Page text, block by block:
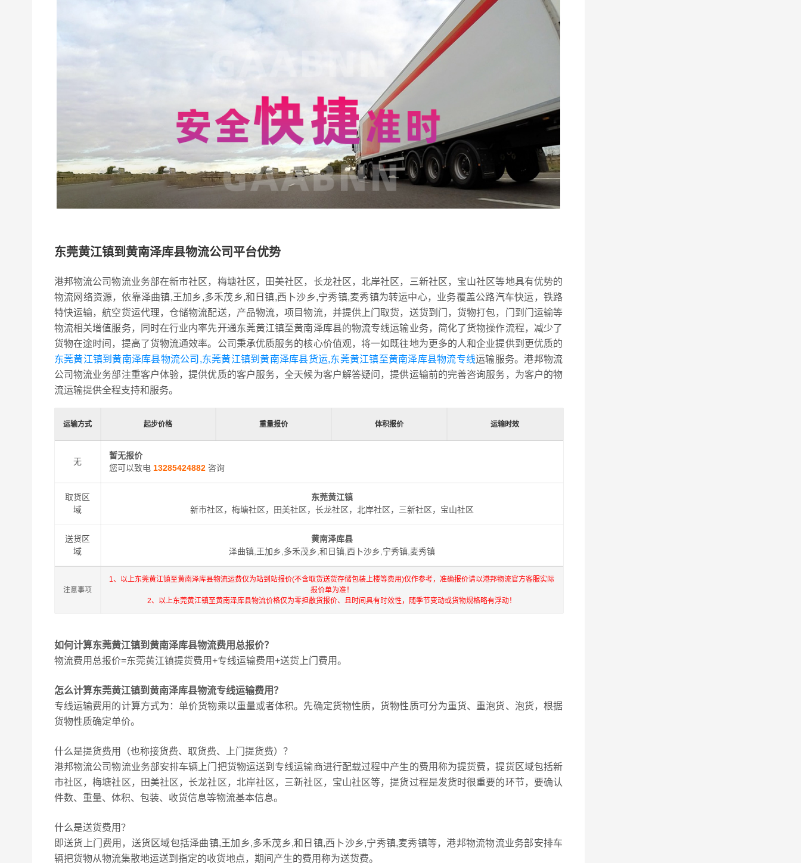
东莞黄江镇到黄南泽库县物流公司平台优势
港邦物流公司物流业务部在新市社区，梅塘社区，田美社区，长龙社区，北岸社区，三新社区，宝山社区等地具有优势的
物流网络资源，依靠泽曲镇,王加乡,多禾茂乡,和日镇,西卜沙乡,宁秀镇,麦秀镇为转运中心，业务覆盖公路汽车快运，铁路
特快运输，航空货运代理，仓储物流配送，产品物流，项目物流，并提供上门取货，送货到门，货物打包，门到门运输等
物流相关增值服务，同时在行业内率先开通东莞黄江镇至黄南泽库县的物流专线运输业务，简化了货物操作流程，减少了
货物在途时间，提高了货物流通效率。公司秉承优质服务的核心价值观，将一如既往地为更多的人和企业提供到更优质的
东莞黄江镇到黄南泽库县物流公司,东莞黄江镇到黄南泽库县货运,东莞黄江镇至黄南泽库县物流专线运输服务。港邦物流
公司物流业务部注重客户体验，提供优质的客户服务，全天候为客户解答疑问，提供运输前的完善咨询服务，为客户的物
流运输提供全程支持和服务。
运输方式 起步价格 重量报价 体积报价 运输时效
无
暂无报价
您可以致电 13285424882咨询
取货区
域
东莞黄江镇
新市社区，梅塘社区，田美社区，长龙社区，北岸社区，三新社区，宝山社区
送货区
域
黄南泽库县
泽曲镇,王加乡,多禾茂乡,和日镇,西卜沙乡,宁秀镇,麦秀镇
注意事项
1、以上东莞黄江镇至黄南泽库县物流运费仅为站到站报价(不含取货送货存储包装上楼等费用)仅作参考，准确报价请以港邦物流官方客服实际
报价单为准！
2、以上东莞黄江镇至黄南泽库县物流价格仅为零担散货报价、且时间具有时效性，随季节变动或货物规格略有浮动！
如何计算东莞黄江镇到黄南泽库县物流费用总报价？
物流费用总报价=东莞黄江镇提货费用+专线运输费用+送货上门费用。
怎么计算东莞黄江镇到黄南泽库县物流专线运输费用？
专线运输费用的计算方式为：单价货物乘以重量或者体积。先确定货物性质，货物性质可分为重货、重泡货、泡货，根据
货物性质确定单价。
什么是提货费用（也称接货费、取货费、上门提货费）？
港邦物流公司物流业务部安排车辆上门把货物运送到专线运输商进行配载过程中产生的费用称为提货费，提货区域包括新
市社区，梅塘社区，田美社区，长龙社区，北岸社区，三新社区，宝山社区等，提货过程是发货时很重要的环节，要确认
件数、重量、体积、包装、收货信息等物流基本信息。
什么是送货费用？
即送货上门费用，送货区域包括泽曲镇,王加乡,多禾茂乡,和日镇,西卜沙乡,宁秀镇,麦秀镇等，港邦物流物流业务部安排车
辆把货物从物流集散地运送到指定的收货地点，期间产生的费用称为送货费。